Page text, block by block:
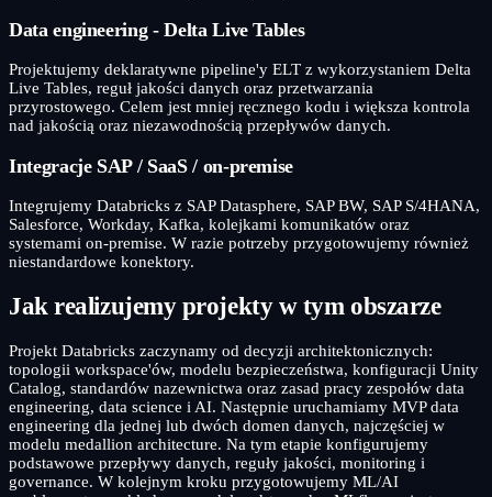
Data engineering - Delta Live Tables
Projektujemy deklaratywne pipeline'y ELT z wykorzystaniem Delta
Live Tables, reguł jakości danych oraz przetwarzania
przyrostowego. Celem jest mniej ręcznego kodu i większa kontrola
nad jakością oraz niezawodnością przepływów danych.
Integracje SAP / SaaS / on-premise
Integrujemy Databricks z SAP Datasphere, SAP BW, SAP S/4HANA,
Salesforce, Workday, Kafka, kolejkami komunikatów oraz
systemami on-premise. W razie potrzeby przygotowujemy również
niestandardowe konektory.
Jak realizujemy projekty w tym obszarze
Projekt Databricks zaczynamy od decyzji architektonicznych:
topologii workspace'ów, modelu bezpieczeństwa, konfiguracji Unity
Catalog, standardów nazewnictwa oraz zasad pracy zespołów data
engineering, data science i AI. Następnie uruchamiamy MVP data
engineering dla jednej lub dwóch domen danych, najczęściej w
modelu medallion architecture. Na tym etapie konfigurujemy
podstawowe przepływy danych, reguły jakości, monitoring i
governance. W kolejnym kroku przygotowujemy ML/AI